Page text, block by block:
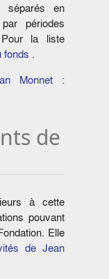
en
périodes
Pour la liste
fonds .
Monnet :
de
à cette
pouvant
Elle
de Jean